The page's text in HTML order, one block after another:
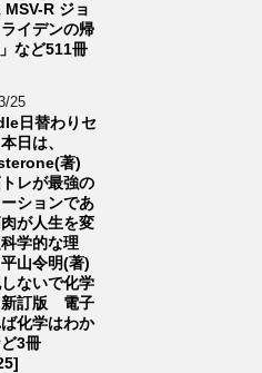
MSV-R ジョ
イデンの帰
など511冊
25
日替わりセ
日は、
著)
トレが最強の
ションであ
が人生を変
学的な理
山令明(著)
しないで化学
訂版 電子
化学はわか
3冊